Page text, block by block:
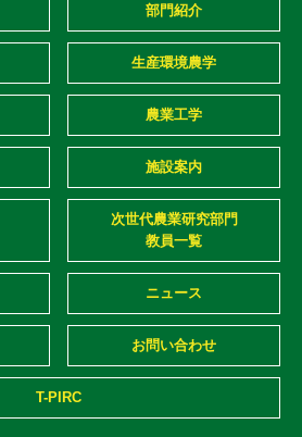
部門紹介
生産環境農学
農業工学
施設案内
次世代農業研究部門
教員一覧
ニュース
お問い合わせ
T-PIRC